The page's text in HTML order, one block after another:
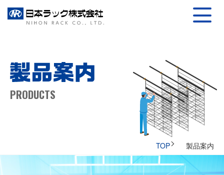
日本ラック株式
PRODUCTS
TOP 製品案内